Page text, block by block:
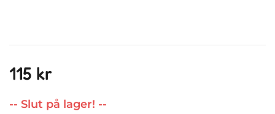
115 kr
-- Slut på lager! --